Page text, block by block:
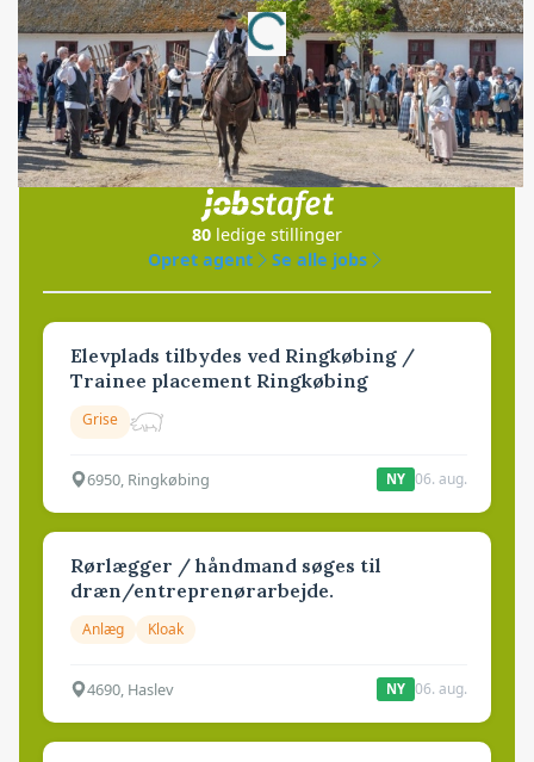
Jobs
i samarbejde med
80 ledige stillinger
Opret agent
Se alle jobs
Elevplads tilbydes ved Ringkøbing /
Trainee placement Ringkøbing
Grise
6950, Ringkøbing NY 06. aug.
Rørlægger / håndmand søges til
dræn/entreprenørarbejde.
Anlæg Kloak
4690, Haslev NY 06. aug.